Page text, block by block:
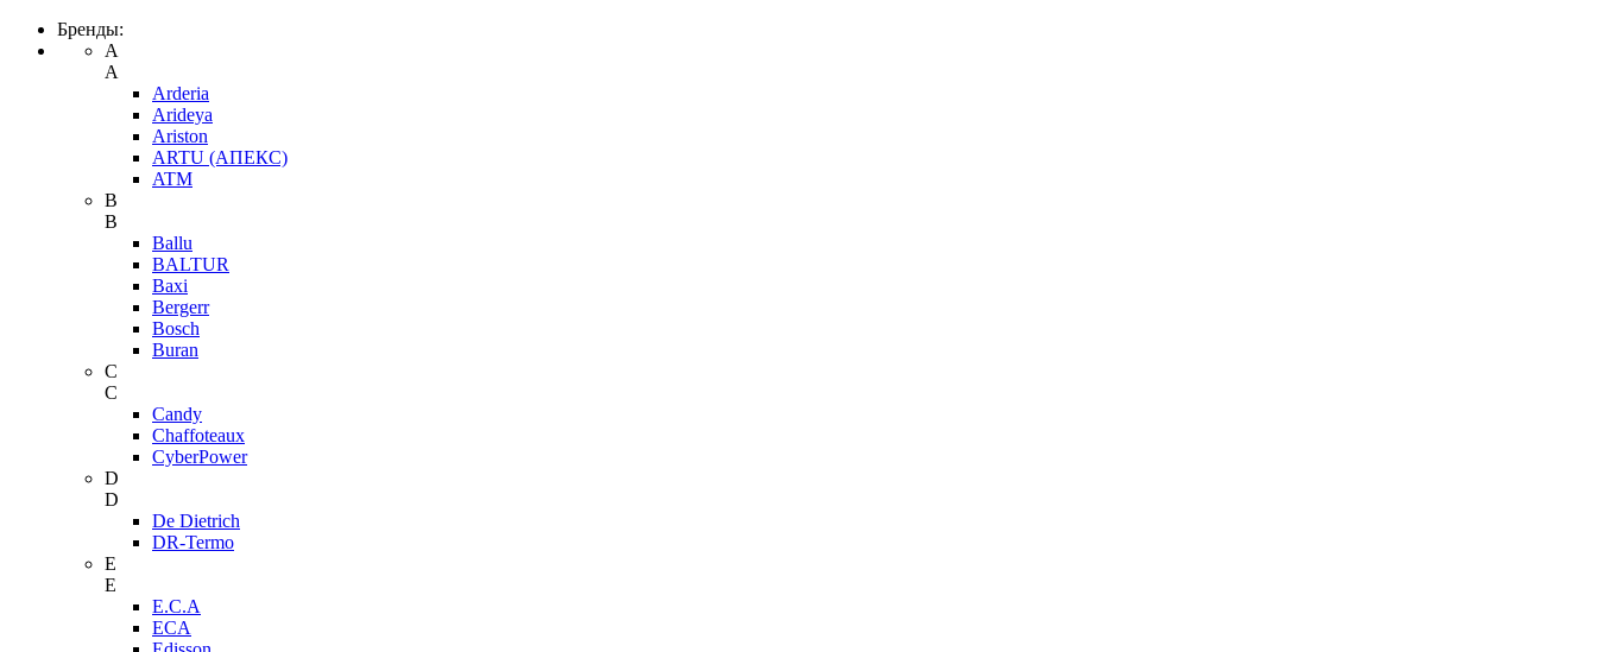
Бренды:
A
A
Arderia
Arideya
Ariston
ARTU (АПЕКС)
ATM
B
B
Ballu
BALTUR
Baxi
Bergerr
Bosch
Buran
C
C
Candy
Chaffoteaux
CyberPower
D
D
De Dietrich
DR-Termo
E
E
E.C.A
ECA